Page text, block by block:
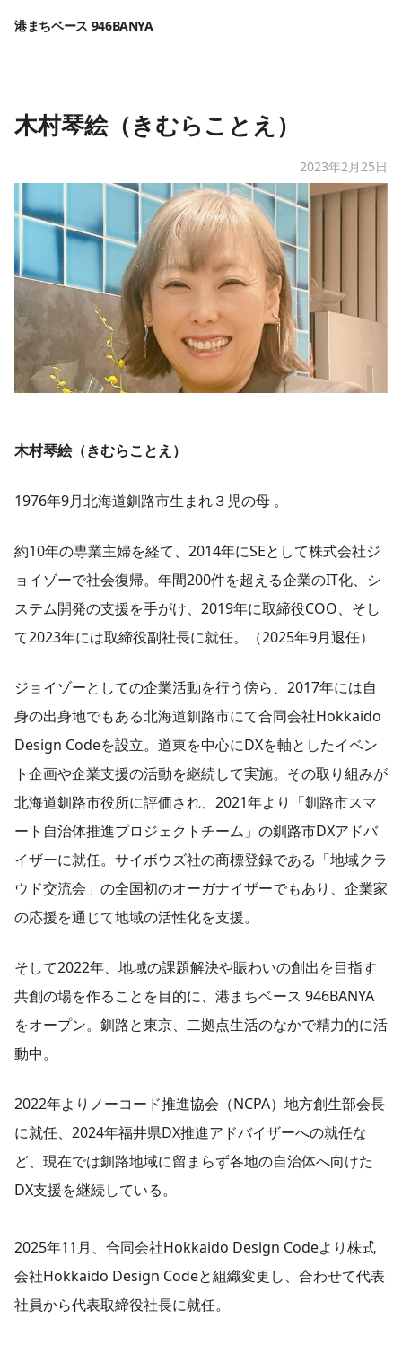
港まちベース 946BANYA
木村琴絵（きむらことえ）
2023年2月25日
木村琴絵（きむらことえ）
1976年9月北海道釧路市生まれ３児の母 。
約10年の専業主婦を経て、2014年にSEとして株式会社ジ
ョイゾーで社会復帰。年間200件を超える企業のIT化、シ
ステム開発の支援を手がけ、2019年に取締役COO、そし
て2023年には取締役副社長に就任。（2025年9月退任）
ジョイゾーとしての企業活動を行う傍ら、2017年には自
身の出身地でもある北海道釧路市にて合同会社Hokkaido
Design Codeを設立。道東を中心にDXを軸としたイベン
ト企画や企業支援の活動を継続して実施。その取り組みが
北海道釧路市役所に評価され、2021年より「釧路市スマ
ート自治体推進プロジェクトチーム」の釧路市DXアドバ
イザーに就任。サイボウズ社の商標登録である「地域クラ
ウド交流会」の全国初のオーガナイザーでもあり、企業家
の応援を通じて地域の活性化を支援。
そして2022年、地域の課題解決や賑わいの創出を目指す
共創の場を作ることを目的に、港まちベース 946BANYA
をオープン。釧路と東京、二拠点生活のなかで精力的に活
動中。
2022年よりノーコード推進協会（NCPA）地方創生部会長
に就任、2024年福井県DX推進アドバイザーへの就任な
ど、現在では釧路地域に留まらず各地の自治体へ向けた
DX支援を継続している。
2025年11月、合同会社Hokkaido Design Codeより株式
会社Hokkaido Design Codeと組織変更し、合わせて代表
社員から代表取締役社長に就任。